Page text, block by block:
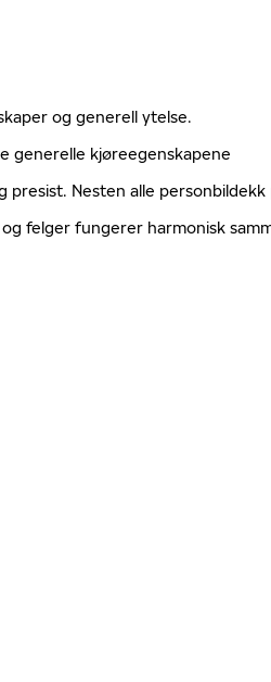
og generell ytelse.
generelle kjøreegenskapene
Nesten alle personbildekk
felger fungerer harmonisk